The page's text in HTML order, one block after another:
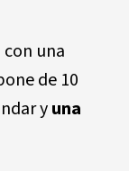
una
de 10
yuna